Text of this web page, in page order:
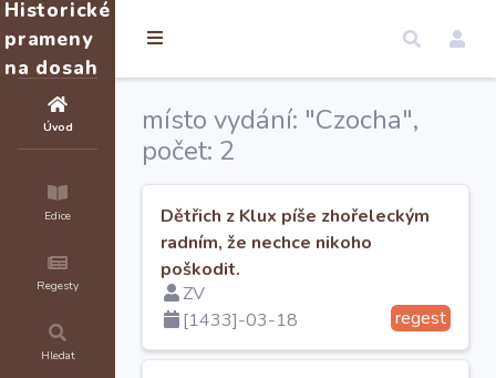
Historické
prameny
na dosah
Úvod
Edice
Regesty
Hledat
místo vydání: "Czocha",
počet: 2
Dětřich z Klux píše zhořeleckým
radním, že nechce nikoho
poškodit.
ZV
[1433]-03-18
regest